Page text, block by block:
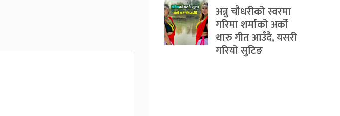
अन्नु चौधरीको स्वरमा
गरिमा शर्माको अर्को
थारु गीत आउँदै, यसरी
गरियो सुटिङ